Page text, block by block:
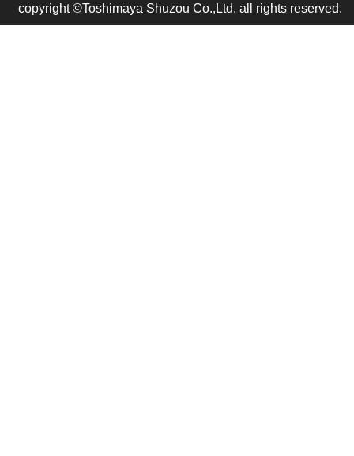
copyright ©Toshimaya Shuzou Co.,Ltd. all rights reserved.